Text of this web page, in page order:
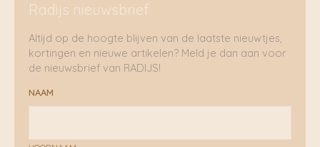
Radijs nieuwsbrief
Altijd op de hoogte blijven van de laatste nieuwtjes,
kortingen en nieuwe artikelen? Meld je dan aan voor
de nieuwsbrief van RADIJS!
NAAM